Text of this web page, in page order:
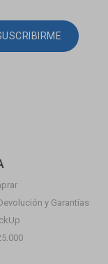
y Garantías